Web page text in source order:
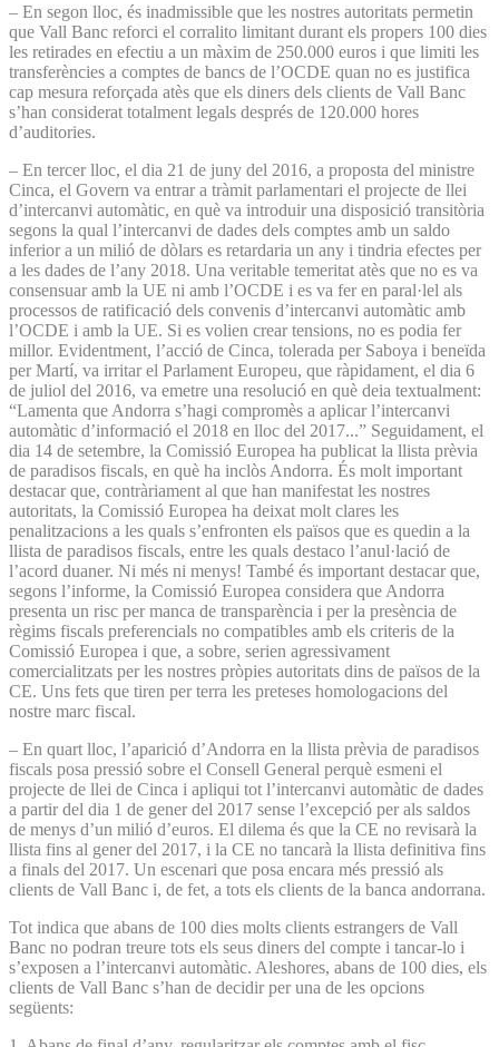
– En segon lloc, és inadmissible que les nostres autoritats permetin
que Vall Banc reforci el corralito limitant durant els propers 100 dies
les retirades en efectiu a un màxim de 250.000 euros i que limiti les
transferències a comptes de bancs de l’OCDE quan no es justifica
cap mesura reforçada atès que els diners dels clients de Vall Banc
s’han considerat totalment legals després de 120.000 hores
d’auditories.
– En tercer lloc, el dia 21 de juny del 2016, a proposta del ministre
Cinca, el Govern va entrar a tràmit parlamentari el projecte de llei
d’intercanvi automàtic, en què va introduir una disposició transitòria
segons la qual l’intercanvi de dades dels comptes amb un saldo
inferior a un milió de dòlars es retardaria un any i tindria efectes per
a les dades de l’any 2018. Una veritable temeritat atès que no es va
consensuar amb la UE ni amb l’OCDE i es va fer en paral·lel als
processos de ratificació dels convenis d’intercanvi automàtic amb
l’OCDE i amb la UE. Si es volien crear tensions, no es podia fer
millor. Evidentment, l’acció de Cinca, tolerada per Saboya i beneïda
per Martí, va irritar el Parlament Europeu, que ràpidament, el dia 6
de juliol del 2016, va emetre una resolució en què deia textualment:
“Lamenta que Andorra s’hagi compromès a aplicar l’intercanvi
automàtic d’informació el 2018 en lloc del 2017...” Seguidament, el
dia 14 de setembre, la Comissió Europea ha publicat la llista prèvia
de paradisos fiscals, en què ha inclòs Andorra. És molt important
destacar que, contràriament al que han manifestat les nostres
autoritats, la Comissió Europea ha deixat molt clares les
penalitzacions a les quals s’enfronten els països que es quedin a la
llista de paradisos fiscals, entre les quals destaco l’anul·lació de
l’acord duaner. Ni més ni menys! També és important destacar que,
segons l’informe, la Comissió Europea considera que Andorra
presenta un risc per manca de transparència i per la presència de
règims fiscals preferencials no compatibles amb els criteris de la
Comissió Europea i que, a sobre, serien agressivament
comercialitzats per les nostres pròpies autoritats dins de països de la
CE. Uns fets que tiren per terra les preteses homologacions del
nostre marc fiscal.
– En quart lloc, l’aparició d’Andorra en la llista prèvia de paradisos
fiscals posa pressió sobre el Consell General perquè esmeni el
projecte de llei de Cinca i apliqui tot l’intercanvi automàtic de dades
a partir del dia 1 de gener del 2017 sense l’excepció per als saldos
de menys d’un milió d’euros. El dilema és que la CE no revisarà la
llista fins al gener del 2017, i la CE no tancarà la llista definitiva fins
a finals del 2017. Un escenari que posa encara més pressió als
clients de Vall Banc i, de fet, a tots els clients de la banca andorrana.
Tot indica que abans de 100 dies molts clients estrangers de Vall
Banc no podran treure tots els seus diners del compte i tancar-lo i
s’exposen a l’intercanvi automàtic. Aleshores, abans de 100 dies, els
clients de Vall Banc s’han de decidir per una de les opcions
següents: